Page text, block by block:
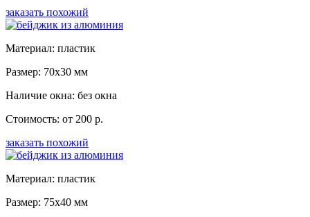
заказать похожий
Материал: пластик
Размер: 70x30 мм
Наличие окна: без окна
Стоимость: от 200 р.
заказать похожий
Материал: пластик
Размер: 75x40 мм